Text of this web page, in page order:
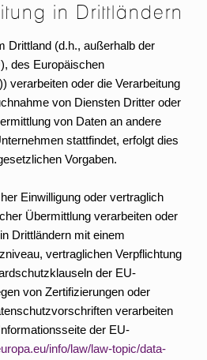
in Drittländern
Drittland (d.h., außerhalb der
des Europäischen
verarbeiten oder die Verarbeitung
von Diensten Dritter oder
von Daten an andere
stattfindet, erfolgt dies
Vorgaben.
Einwilligung oder vertraglich
Übermittlung verarbeiten oder
Drittländern mit einem
vertraglichen Verpflichtung
der EU-
von Zertifizierungen oder
verarbeiten
der EU-
info/law/law-topic/data-